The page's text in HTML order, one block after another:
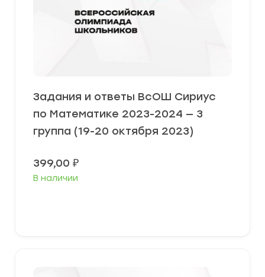
Задания и ответы ВсОШ Сириус
по Математике 2023-2024 — 3
группа (19-20 октября 2023)
399,00 ₽
В наличии